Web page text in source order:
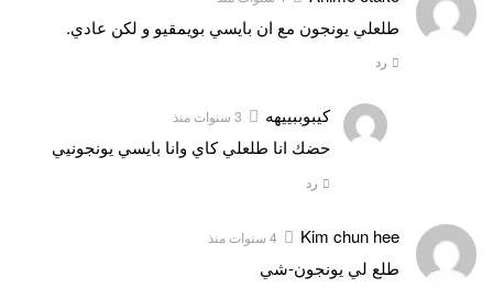
طلعلي يونجون مع ان بايسي بويمقيو و لكن عادي.
رد
كيبوببييهه 3 سنوات منذ
حضك انا طلعلي كاي وانا بايسي يونجونيي
رد
Kim chun hee 4 سنوات منذ
طلع لي يونجون-شي